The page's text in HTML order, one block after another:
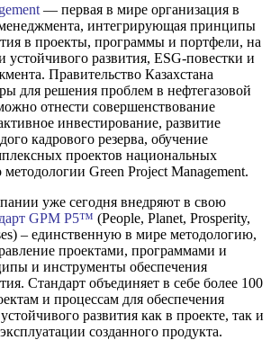
— первая в мире организация в
интегрирующая принципы
в проекты, программы и портфели, на
устойчивого развития, ESG-повестки и
Правительство Казахстана
для решения проблем в нефтегазовой
отнести совершенствование
инвестирование, развитие
кадрового резерва, обучение
проектов национальных
Green Project Management.
уже сегодня внедряют в свою
GPM P5™ (People, Planet, Prosperity,
– единственную в мире методологию,
проектами, программами и
и инструменты обеспечения
Стандарт объединяет в себе более 100
и процессам для обеспечения
развития как в проекте, так и
созданного продукта.